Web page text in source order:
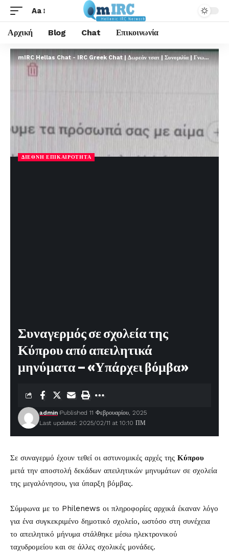
Aa
Αρχική Blog Chat Επικοινωνία
mIRC Hellas Chat - IRC Greek Chat | Δωρεάν τσατ | Συνομιλία | Γνωριμίες | FREE
ΔΙΕΘΝΉ ΕΠΙΚΑΙΡΌΤΗΤΑ
Συναγερμός σε σχολεία της
Κύπρου από απειλητικά
μηνύματα – «Υπάρχει βόμβα»
Last updated: 2025/02/11 at 10:10 ΠΜ
admin Published 11 Φεβρουαρίου, 2025
Σε συναγερμό έχουν τεθεί οι αστυνομικές αρχές της Κύπρου
μετά την αποστολή δεκάδων απειλητικών μηνυμάτων σε σχολεία
της μεγαλόνησου, για ύπαρξη βόμβας.
Σύμφωνα με το Philenews οι πληροφορίες αρχικά έκαναν λόγο
για ένα συγκεκριμένο δημοτικό σχολείο, ωστόσο στη συνέχεια
το απειλητικό μήνυμα στάλθηκε μέσω ηλεκτρονικού
ταχυδρομείου και σε άλλες σχολικές μονάδες.